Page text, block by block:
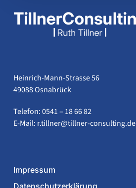
Heinrich-Mann-Strasse 56
49088 Osnabrück
Telefon: 0541 – 18 66 82
E-Mail: ed.gnitlusnoc-renllit@renllit.r
Impressum